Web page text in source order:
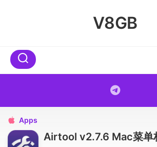
V8GB
 Apps
Airtool v2.7.6 Mac菜单